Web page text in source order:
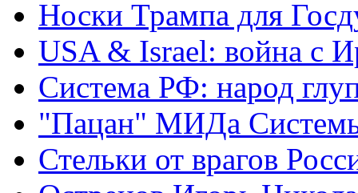
Носки Трампа для
USA & Israel: война с
Система РФ: народ
"Пацан" МИДа
Стельки от врагов